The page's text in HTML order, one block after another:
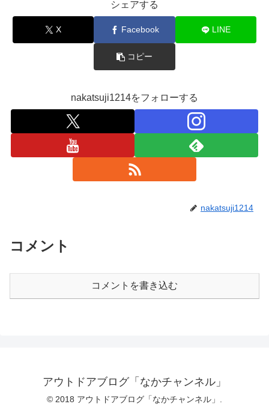
シェアする
X Facebook LINE
コピー
nakatsuji1214をフォローする
nakatsuji1214
コメント
コメントを書き込む
アウトドアブログ「なかチャンネル」
© 2018 アウトドアブログ「なかチャンネル」.